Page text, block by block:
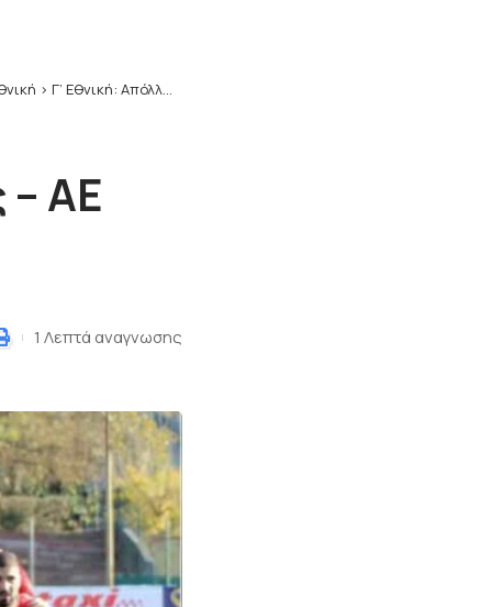
> Γ’ Εθνική: Απόλλων Καλαμαριάς – ΑΕ Ευόσμου 5-0
– ΑΕ
1 Λεπτά αναγνωσης